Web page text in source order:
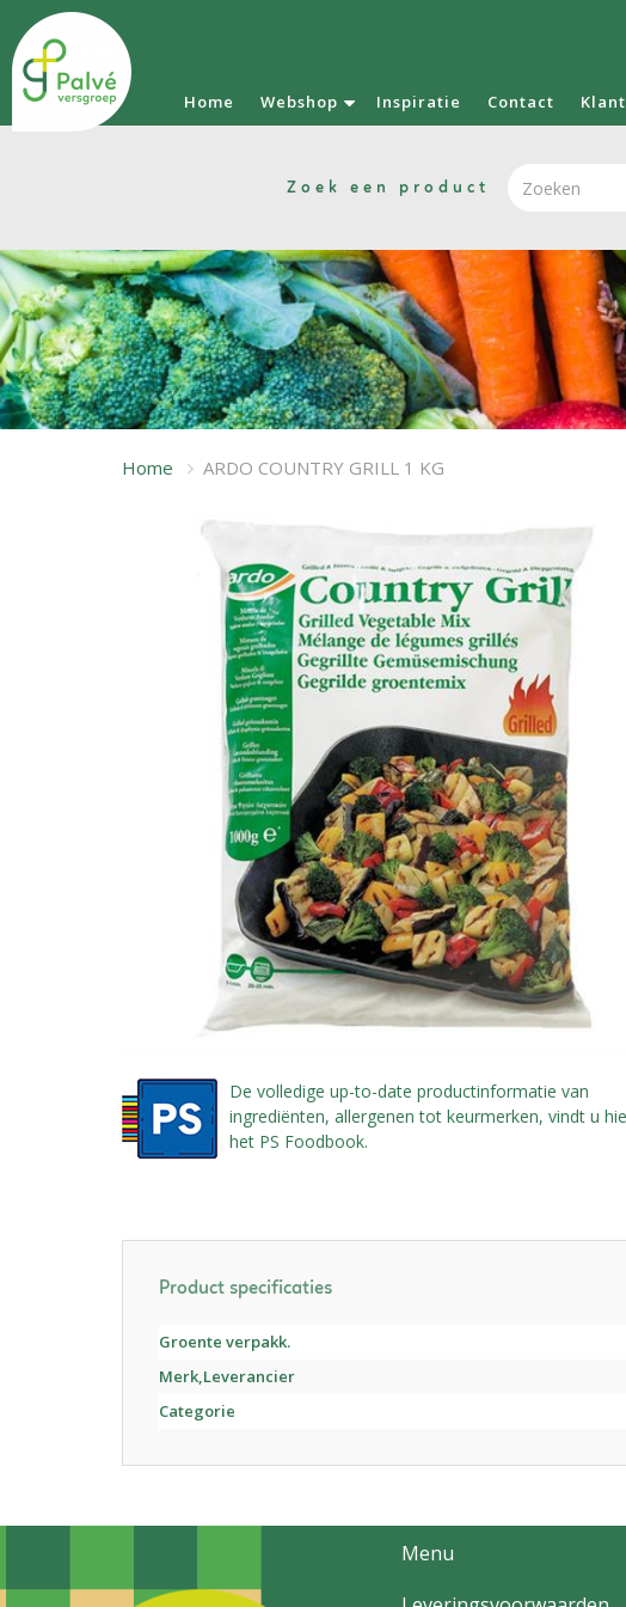
Home Webshop Inspiratie Contact
Zoek een product
Home ARDO COUNTRY GRILL 1 KG
De volledige up-to-date productinformatie van
ingrediënten, allergenen tot keurmerken, vindt u
het PS Foodbook.
Product specificaties
Groente verpakk.
Merk,Leverancier
Categorie
Menu